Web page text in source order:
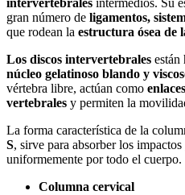
gran número de ligamentos,
que rodean la estructura ósea de
Los discos intervertebrales están
núcleo gelatinoso blando y
vértebra libre, actúan como
vertebrales y permiten la
La forma característica de la
S, sirve para absorber los
uniformemente por todo el cuerpo.
Columna cervical